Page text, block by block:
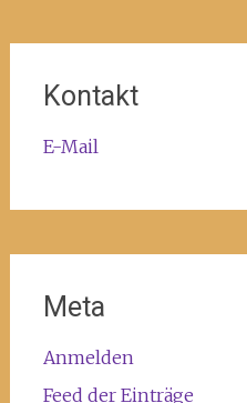
Kontakt
E-Mail
Meta
Anmelden
Feed der Einträge